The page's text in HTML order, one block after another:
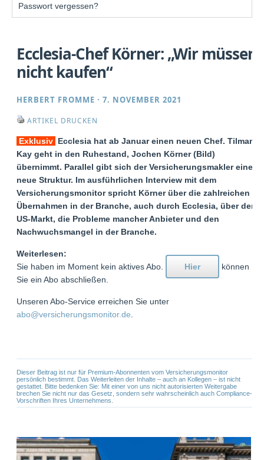
Passwort vergessen?
Ecclesia-Chef Körner: „Wir müssen
nicht kaufen“
HERBERT FROMME ·7. NOVEMBER 2021
ARTIKEL DRUCKEN
Exklusiv Ecclesia hat ab Januar einen neuen Chef. Tilman
Kay geht in den Ruhestand, Jochen Körner (Bild)
übernimmt. Parallel gibt sich der Versicherungsmakler eine
neue Struktur. Im ausführlichen Interview mit dem
Versicherungsmonitor spricht Körner über die zahlreichen
Übernahmen in der Branche, auch durch Ecclesia, über den
US-Markt, die Probleme mancher Anbieter und den
Nachwuchsmangel in der Branche.
Weiterlesen:
Sie haben im Moment kein aktives Abo.
Hier
können
Sie ein Abo abschließen.
Unseren Abo-Service erreichen Sie unter
abo@versicherungsmonitor.de
Dieser Beitrag ist nur für Premium-Abonnenten vom Versicherungsmonitor
persönlich bestimmt. Das Weiterleiten der Inhalte – auch an Kollegen – ist nicht
gestattet. Bitte bedenken Sie: Mit einer von uns nicht autorisierten Weitergabe
brechen Sie nicht nur das Gesetz, sondern sehr wahrscheinlich auch Compliance-
Vorschriften Ihres Unternehmens.